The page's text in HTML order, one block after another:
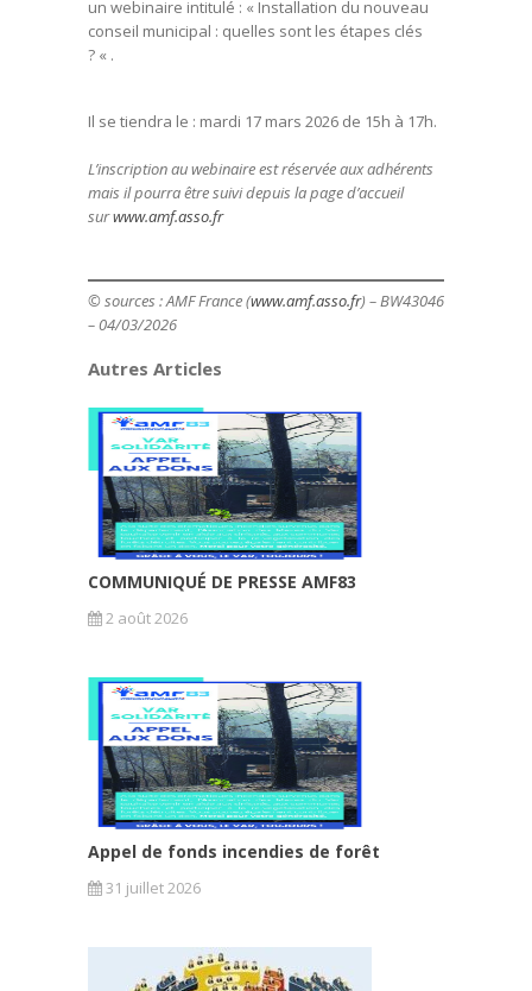
un webinaire intitulé : « Installation du nouveau
conseil municipal : quelles sont les étapes clés
? « .
Il se tiendra le : mardi 17 mars 2026 de 15h à 17h.
L’inscription au webinaire est réservée aux adhérents
mais il pourra être suivi depuis la page d’accueil
surwww.amf.asso.fr
© sources : AMF France (www.amf.asso.fr) – BW43046
– 04/03/2026
Autres Articles
COMMUNIQUÉ DE PRESSE AMF83
2 août 2026
Appel de fonds incendies de forêt
31 juillet 2026